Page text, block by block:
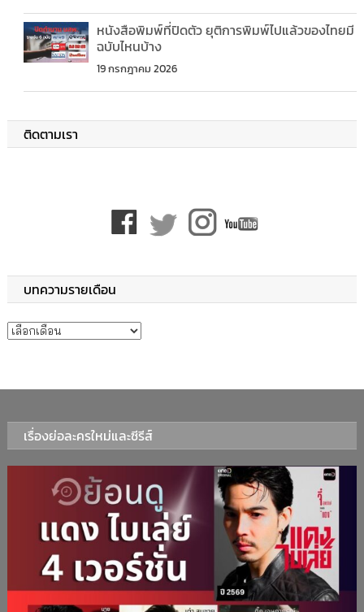
หนังสือพิมพ์ที่ปิดตัว ยุติการพิมพ์ไปแล้วของไทยมี
ฉบับไหนบ้าง
19 กรกฎาคม 2026
ติดตามเรา
บทความรายเดือน
บทความรายเดือน
เรื่องย่อละครใหม่และซีรีส์